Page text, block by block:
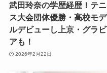
武田玲奈の学歴経歴！テニ
ス大会団体優勝・高校モデ
ルデビューし上京・グラビ
アも！
2026年2月22日